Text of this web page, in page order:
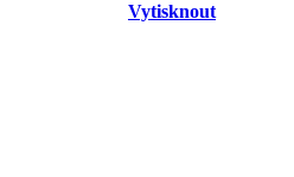
Vytisknout